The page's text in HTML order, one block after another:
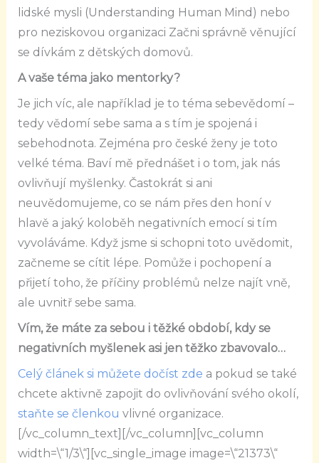
lidské mysli (Understanding Human Mind) nebo
pro neziskovou organizaci Začni správně věnující
se dívkám z dětských domovů.
A vaše téma jako mentorky?
Je jich víc, ale například je to téma sebevědomí –
tedy vědomí sebe sama a s tím je spojená i
sebehodnota. Zejména pro české ženy je toto
velké téma. Baví mě přednášet i o tom, jak nás
ovlivňují myšlenky. Častokrát si ani
neuvědomujeme, co se nám přes den honí v
hlavě a jaký koloběh negativních emocí si tím
vyvoláváme. Když jsme si schopni toto uvědomit,
začneme se cítit lépe. Pomůže i pochopení a
přijetí toho, že příčiny problémů nelze najít vně,
ale uvnitř sebe sama.
Vím, že máte za sebou i těžké období, kdy se
negativních myšlenek asi jen těžko zbavovalo…
Celý článek si můžete dočíst zde a pokud se také
chcete aktivně zapojit do ovlivňování svého okolí,
staňte se členkou vlivné organizace.
[/vc_column_text][/vc_column][vc_column
width=\“1/3\“][vc_single_image image=\“21373\“